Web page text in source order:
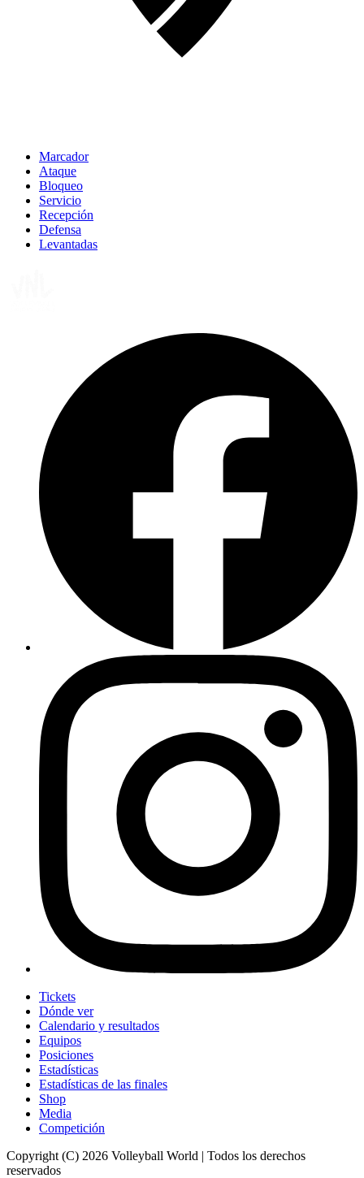
Marcador
Ataque
Bloqueo
Servicio
Recepción
Defensa
Levantadas
Tickets
Dónde ver
Calendario y resultados
Equipos
Posiciones
Estadísticas
Estadísticas de las finales
Shop
Media
Competición
Copyright (C) 2026 Volleyball World | Todos los derechos
reservados